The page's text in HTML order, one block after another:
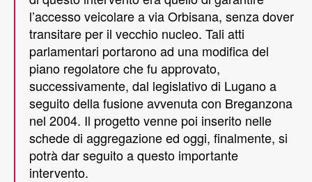
l’accesso veicolare a via Orbisana, senza dover
transitare per il vecchio nucleo. Tali atti
parlamentari portarono ad una modifica del
piano regolatore che fu approvato,
successivamente, dal legislativo di Lugano a
seguito della fusione avvenuta con Breganzona
nel 2004. Il progetto venne poi inserito nelle
schede di aggregazione ed oggi, finalmente, si
potrà dar seguito a questo importante
intervento.